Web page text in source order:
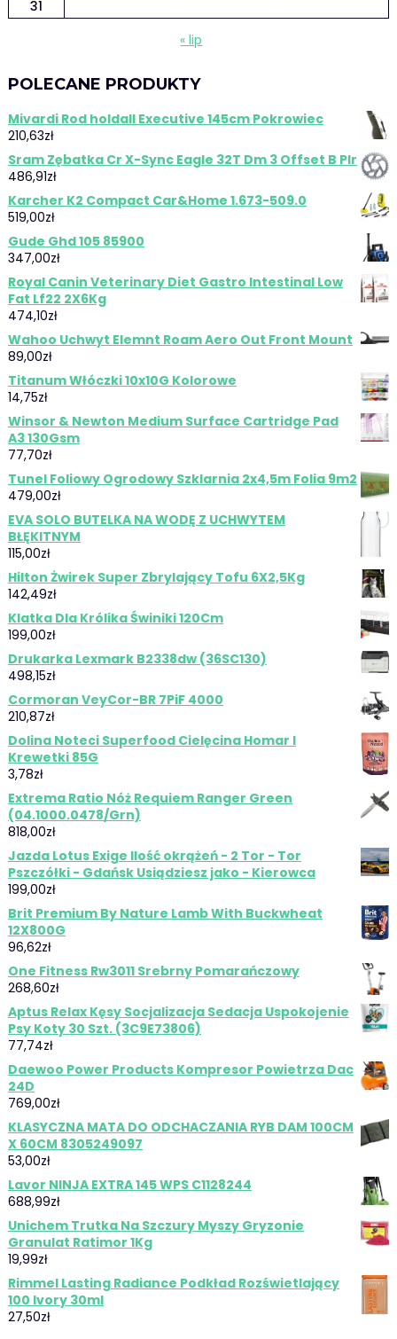
31
« lip
POLECANE PRODUKTY
Mivardi Rod holdall Executive 145cm Pokrowiec
210,63zł
Sram Zębatka Cr X-Sync Eagle 32T Dm 3 Offset B Plr
486,91zł
Karcher K2 Compact Car&Home 1.673-509.0
519,00zł
Gude Ghd 105 85900
347,00zł
Royal Canin Veterinary Diet Gastro Intestinal Low
Fat Lf22 2X6Kg
474,10zł
Wahoo Uchwyt Elemnt Roam Aero Out Front Mount
89,00zł
Titanum Włóczki 10x10G Kolorowe
14,75zł
Winsor & Newton Medium Surface Cartridge Pad
A3 130Gsm
77,70zł
Tunel Foliowy Ogrodowy Szklarnia 2x4,5m Folia 9m2
479,00zł
EVA SOLO BUTELKA NA WODĘ Z UCHWYTEM
BŁĘKITNYM
115,00zł
Hilton Żwirek Super Zbrylający Tofu 6X2,5Kg
142,49zł
Klatka Dla Królika Świniki 120Cm
199,00zł
Drukarka Lexmark B2338dw (36SC130)
498,15zł
Cormoran VeyCor-BR 7PiF 4000
210,87zł
Dolina Noteci Superfood Cielęcina Homar I
Krewetki 85G
3,78zł
Extrema Ratio Nóż Requiem Ranger Green
(04.1000.0478/Grn)
818,00zł
Jazda Lotus Exige Ilość okrążeń - 2 Tor - Tor
Pszczółki - Gdańsk Usiądziesz jako - Kierowca
199,00zł
Brit Premium By Nature Lamb With Buckwheat
12X800G
96,62zł
One Fitness Rw3011 Srebrny Pomarańczowy
268,60zł
Aptus Relax Kęsy Socjalizacja Sedacja Uspokojenie
Psy Koty 30 Szt. (3C9E73806)
77,74zł
Daewoo Power Products Kompresor Powietrza Dac
24D
769,00zł
KLASYCZNA MATA DO ODCHACZANIA RYB DAM 100CM
X 60CM 8305249097
53,00zł
Lavor NINJA EXTRA 145 WPS C1128244
688,99zł
Unichem Trutka Na Szczury Myszy Gryzonie
Granulat Ratimor 1Kg
19,99zł
Rimmel Lasting Radiance Podkład Rozświetlający
100 Ivory 30ml
27,50zł